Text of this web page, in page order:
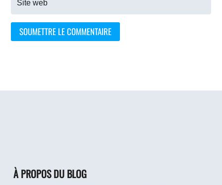
SOUMETTRE LE COMMENTAIRE
À PROPOS DU BLOG